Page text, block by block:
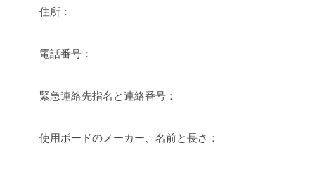
住所：
電話番号：
緊急連絡先指名と連絡番号：
使用ボードのメーカー、名前と長さ：